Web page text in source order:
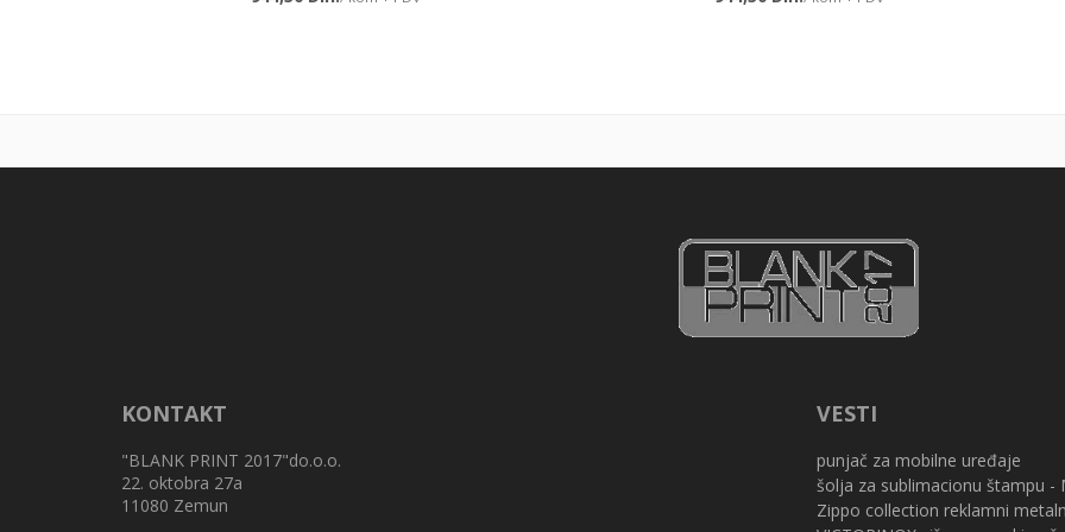
KONTAKT
"BLANK PRINT 2017"do.o.o.
22. oktobra 27a
11080 Zemun
VESTI
punjač za mobilne uređaje
šolja za sublimacionu štampu -
Zippo collection reklamni